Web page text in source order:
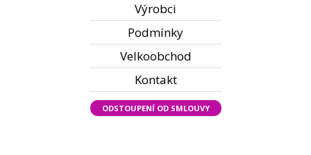
Výrobci
Podmínky
Velkoobchod
Kontakt
ODSTOUPENÍ OD SMLOUVY